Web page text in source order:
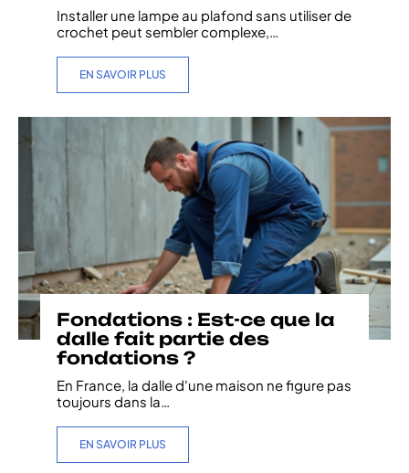
Installer une lampe au plafond sans utiliser de
crochet peut sembler complexe,
EN SAVOIR PLUS
Fondations : Est-ce que la
dalle fait partie des
fondations ?
En France, la dalle d'une maison ne figure pas
toujours dans la…
EN SAVOIR PLUS